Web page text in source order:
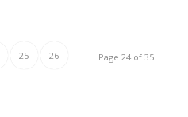
Page 24 of 35
25 26